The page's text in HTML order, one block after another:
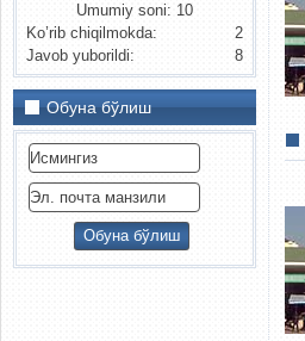
Umumiy soni: 10
Ko’rib chiqilmokda:
2
Javob yuborildi:
8
Обуна бўлиш